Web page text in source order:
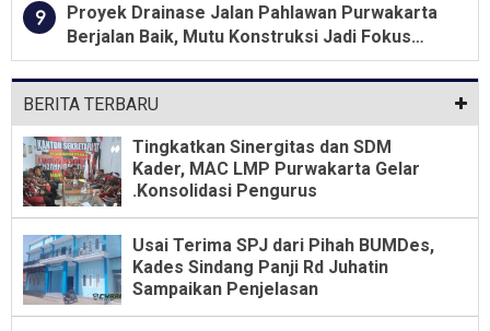
9
Proyek Drainase Jalan Pahlawan Purwakarta
Berjalan Baik, Mutu Konstruksi Jadi Fokus
Utama
BERITA TERBARU
Tingkatkan Sinergitas dan SDM
Kader, MAC LMP Purwakarta Gelar
.Konsolidasi Pengurus
Usai Terima SPJ dari Pihah BUMDes,
Kades Sindang Panji Rd Juhatin
Sampaikan Penjelasan